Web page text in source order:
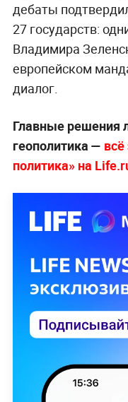
дебаты
27 государств:
Владимира
европейском
диалог.
Главные решения
геополитика —
политика» на